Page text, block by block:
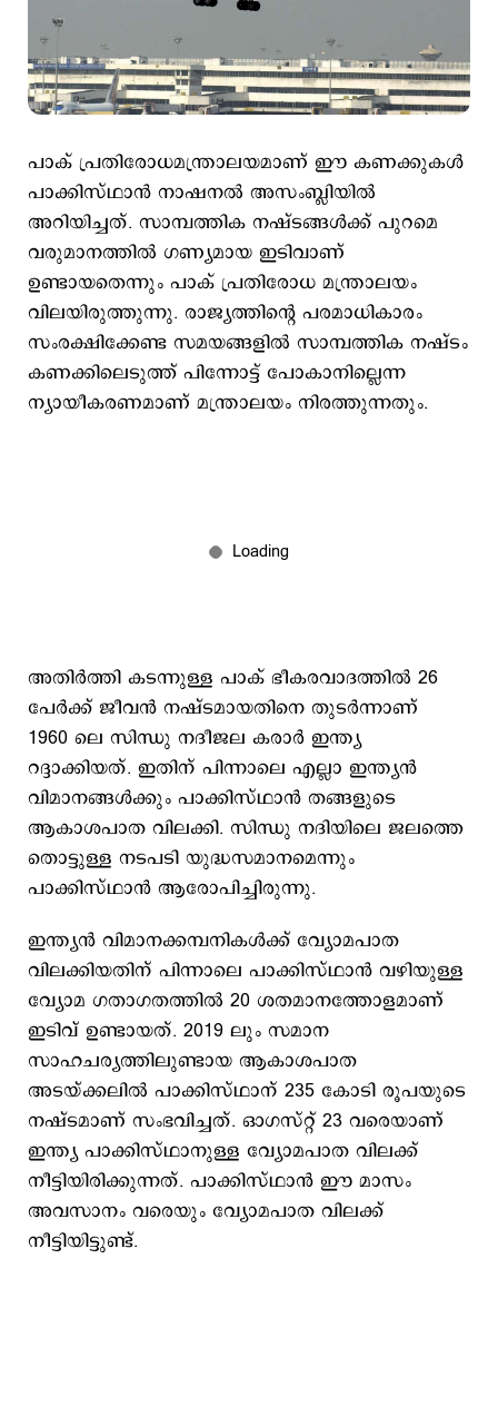
പാക് പ്രതിരോധമന്ത്രാലയമാണ് ഈ കണക്കുകള്‍
പാക്കിസ്ഥാന്‍ നാഷനല്‍ അസംബ്ലിയില്‍
അറിയിച്ചത്. സാമ്പത്തിക നഷ്ടങ്ങള്‍ക്ക് പുറമെ
വരുമാനത്തില്‍ ഗണ്യമായ ഇടിവാണ്
ഉണ്ടായതെന്നും പാക് പ്രതിരോധ മന്ത്രാലയം
വിലയിരുത്തുന്നു. രാജ്യത്തിന്‍റെ പരമാധികാരം
സംരക്ഷിക്കേണ്ട സമയങ്ങളില്‍ സാമ്പത്തിക നഷ്ടം
കണക്കിലെടുത്ത് പിന്നോട്ട് പോകാനില്ലെന്ന
ന്യായീകരണമാണ് മന്ത്രാലയം നിരത്തുന്നതും.
അതിര്‍ത്തി കടന്നുള്ള പാക് ഭീകരവാദത്തില്‍ 26
പേര്‍ക്ക് ജീവന്‍ നഷ്ടമായതിനെ തുടര്‍ന്നാണ്
1960 ലെ സിന്ധു നദീജല കരാര്‍ ഇന്ത്യ
റദ്ദാക്കിയത്. ഇതിന് പിന്നാലെ എല്ലാ ഇന്ത്യന്‍
വിമാനങ്ങള്‍ക്കും പാക്കിസ്ഥാന്‍ തങ്ങളുടെ
ആകാശപാത വിലക്കി. സിന്ധു നദിയിലെ ജലത്തെ
തൊട്ടുള്ള നടപടി യുദ്ധസമാനമെന്നും
പാക്കിസ്ഥാന്‍ ആരോപിച്ചിരുന്നു.
ഇന്ത്യന്‍ വിമാനക്കമ്പനികള്‍ക്ക് വ്യോമപാത
വിലക്കിയതിന് പിന്നാലെ പാക്കിസ്ഥാന്‍ വഴിയുള്ള
വ്യോമ ഗതാഗതത്തില്‍ 20 ശതമാനത്തോളമാണ്
ഇടിവ് ഉണ്ടായത്. 2019 ലും സമാന
സാഹചര്യത്തിലുണ്ടായ ആകാശപാത
അടയ്ക്കലില്‍ പാക്കിസ്ഥാന് 235 കോടി രൂപയുടെ
നഷ്ടമാണ് സംഭവിച്ചത്. ഓഗസ്റ്റ് 23 വരെയാണ്
ഇന്ത്യ പാക്കിസ്ഥാനുള്ള വ്യോമപാത വിലക്ക്
നീട്ടിയിരിക്കുന്നത്. പാക്കിസ്ഥാന്‍ ഈ മാസം
അവസാനം വരെയും വ്യോമപാത വിലക്ക്
നീട്ടിയിട്ടുണ്ട്.